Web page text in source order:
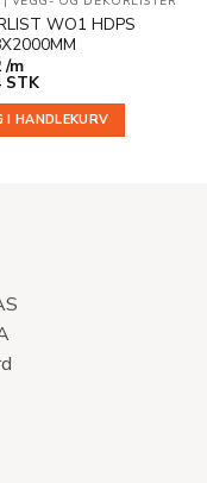
WO1 HDPS
m
STK
I HANDLEKURV